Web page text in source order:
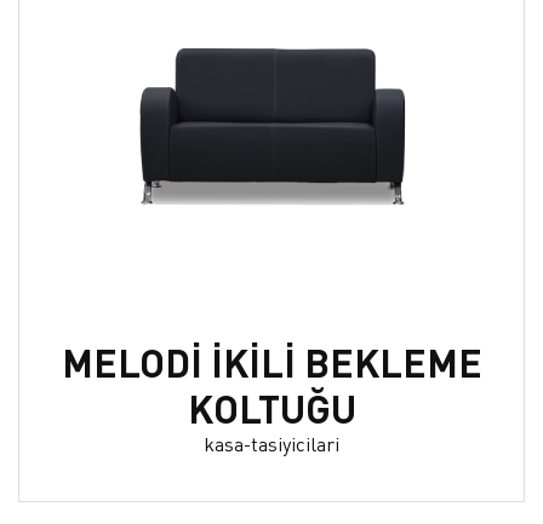
MELODİ İKİLİ BEKLEME
KOLTUĞU
kasa-tasiyicilari